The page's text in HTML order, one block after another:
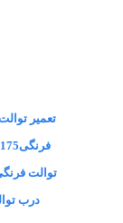
تعمیر
فرنگی88042175
توالت
درب